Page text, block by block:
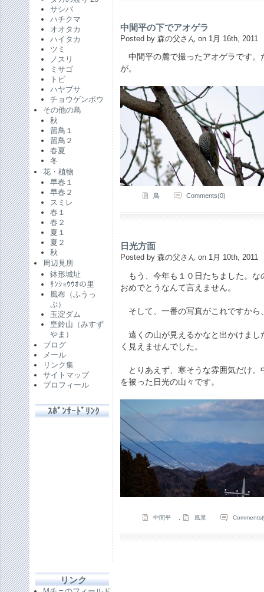
サシバ
ハチクマ
オオタカ
ハイタカ
ツミ
ノスリ
ミサゴ
トビ
ハヤブサ
チョウゲンボウ
その他の鳥
秋
留鳥１
留鳥２
春夏
冬
花・植物
早春１
早春２
スミレ
春１
春２
夏１
夏２
秋
周辺見所
鉢形城址
ｻﾝｼｮｳｳｵの里
風布（ふうっ
ぷ）
玉淀ダム
皇鈴山（みすず
やま）
ブログ
メール
リンク集
サイトマップ
プロフィール
ｽﾎﾟﾝｻｰﾄﾞﾘﾝｸ
リンク
中間平の下でアオゲラ
Posted by 森の父さん on 1月 16th, 2011
中間平の麓で撮ったアオゲラです。
が。
鳥 Comments(0)
日光方面
Posted by 森の父さん on 1月 10th, 2011
もう、今年も１０日たちました。な
おめでとうなんて言えません。
そして、一番の写真がこれですから
遠くの山が見えるかなと出かけまし
く見えませんでした。
とりあえず、寒そうな雰囲気だけ。
を被った日光の山々です。
中間平 風景